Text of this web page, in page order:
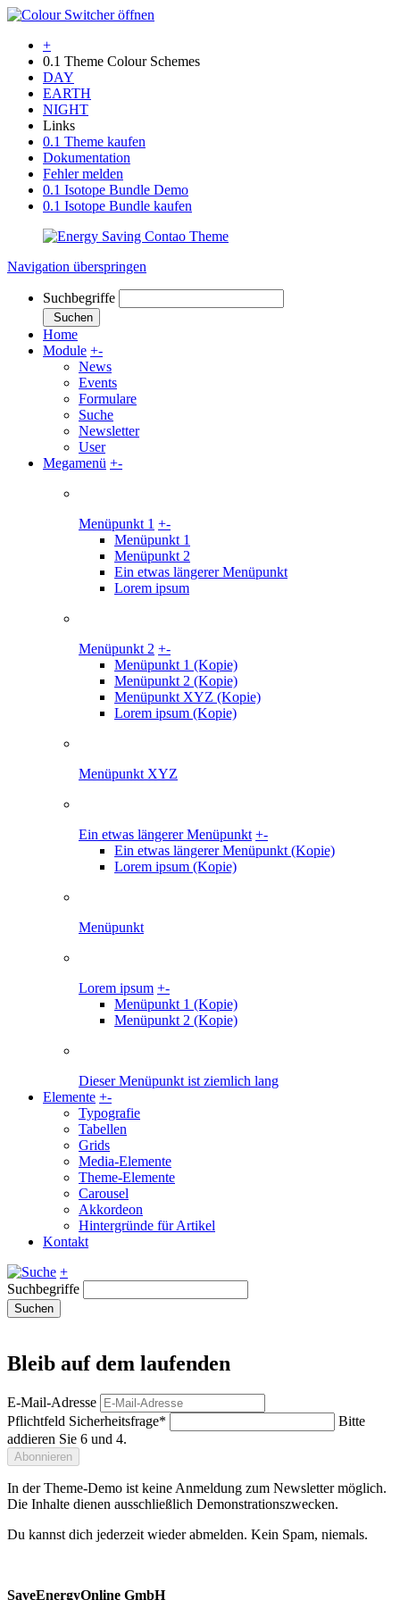
+
0.1 Theme Colour Schemes
DAY
EARTH
NIGHT
Links
0.1 Theme kaufen
Dokumentation
Fehler melden
0.1 Isotope Bundle Demo
0.1 Isotope Bundle kaufen
Navigation überspringen
Suchbegriffe
Suchen
Home
Module +-
News
Events
Formulare
Suche
Newsletter
User
Megamenü +-
Menüpunkt 1 +-
Menüpunkt 1
Menüpunkt 2
Ein etwas längerer Menüpunkt
Lorem ipsum
Menüpunkt 2 +-
Menüpunkt 1 (Kopie)
Menüpunkt 2 (Kopie)
Menüpunkt XYZ (Kopie)
Lorem ipsum (Kopie)
Menüpunkt XYZ
Ein etwas längerer Menüpunkt +-
Ein etwas längerer Menüpunkt (Kopie)
Lorem ipsum (Kopie)
Menüpunkt
Lorem ipsum +-
Menüpunkt 1 (Kopie)
Menüpunkt 2 (Kopie)
Dieser Menüpunkt ist ziemlich lang
Elemente +-
Typografie
Tabellen
Grids
Media-Elemente
Theme-Elemente
Carousel
Akkordeon
Hintergründe für Artikel
Kontakt
+
Suchbegriffe
Suchen
Bleib auf dem laufenden
E-Mail-Adresse
Pflichtfeld Sicherheitsfrage*
Bitte
addieren Sie 6 und 4.
Abonnieren
In der Theme-Demo ist keine Anmeldung zum Newsletter möglich.
Die Inhalte dienen ausschließlich Demonstrationszwecken.
Du kannst dich jederzeit wieder abmelden. Kein Spam, niemals.
SaveEnergyOnline GmbH